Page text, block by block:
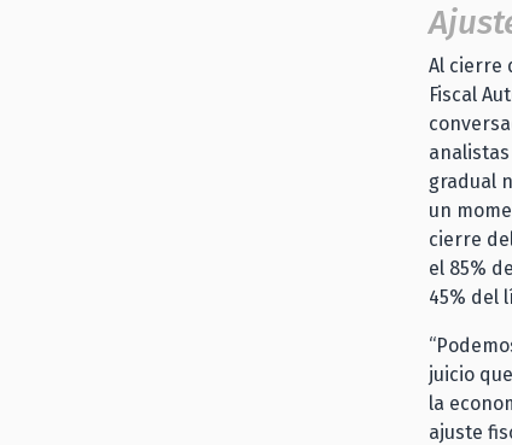
Al cierre
Fiscal
gradual
un
cierre
el 85%
45% del
juicio
la
ajuste